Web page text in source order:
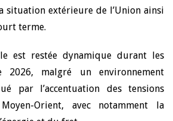
situation extérieure de l’Union ainsi
terme.
est restée dynamique durant les
2026, malgré un environnement
par l’accentuation des tensions
Orient, avec notamment la